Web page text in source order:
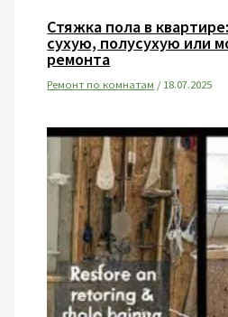
Стяжка пола в
сухую, полусухую или
ремонта
Ремонт по комнатам /18.07.2025